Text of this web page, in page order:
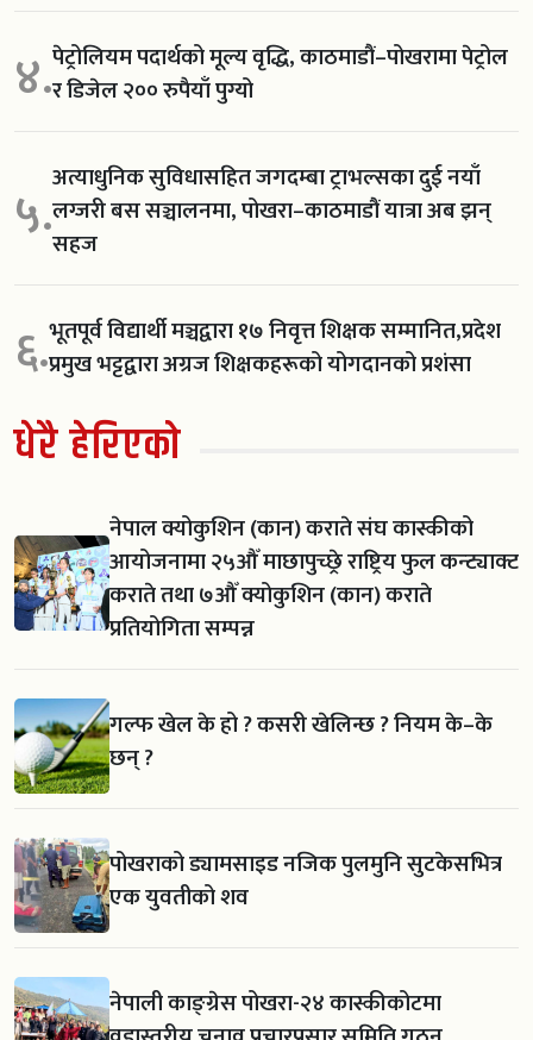
४.पेट्रोलियम पदार्थको मूल्य वृद्धि, काठमाडौं–पोखरामा पेट्रोल
र डिजेल २०० रुपैयाँ पुग्यो
५.अत्याधुनिक सुविधासहित जगदम्बा ट्राभल्सका दुई नयाँ
लग्जरी बस सञ्चालनमा, पोखरा–काठमाडौं यात्रा अब झन्
सहज
६.भूतपूर्व विद्यार्थी मञ्चद्वारा १७ निवृत्त शिक्षक सम्मानित,प्रदेश
प्रमुख भट्टद्वारा अग्रज शिक्षकहरूको योगदानको प्रशंसा
धेरै हेरिएको
नेपाल क्योकुशिन (कान) कराते संघ कास्कीको
आयोजनामा २५औँ माछापुच्छ्रे राष्ट्रिय फुल कन्ट्याक्ट
कराते तथा ७औँ क्योकुशिन (कान) कराते
प्रतियोगिता सम्पन्न
गल्फ खेल के हो ? कसरी खेलिन्छ ? नियम के–के
छन् ?
पोखराको ड्यामसाइड नजिक पुलमुनि सुटकेसभित्र
एक युवतीको शव
नेपाली काङ्ग्रेस पोखरा-२४ कास्कीकोटमा